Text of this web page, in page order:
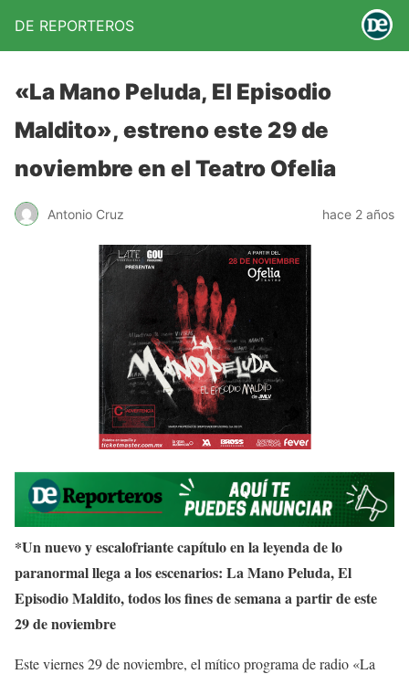
DE REPORTEROS
«La Mano Peluda, El Episodio
Maldito», estreno este 29 de
noviembre en el Teatro Ofelia
Antonio Cruz hace 2 años
*Un nuevo y escalofriante capítulo en la leyenda de lo
paranormal llega a los escenarios: La Mano Peluda, El
Episodio Maldito, todos los fines de semana a partir de este
29 de noviembre
Este viernes 29 de noviembre, el mítico programa de radio «La